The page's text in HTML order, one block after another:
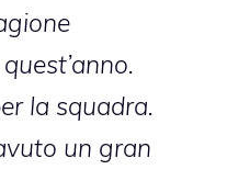
la squadra.
un gran